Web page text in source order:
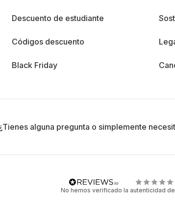
Descuento de estudiante
Códigos descuento
Black Friday
alguna pregunta o simplemente
No hemos verificado la autenticidad